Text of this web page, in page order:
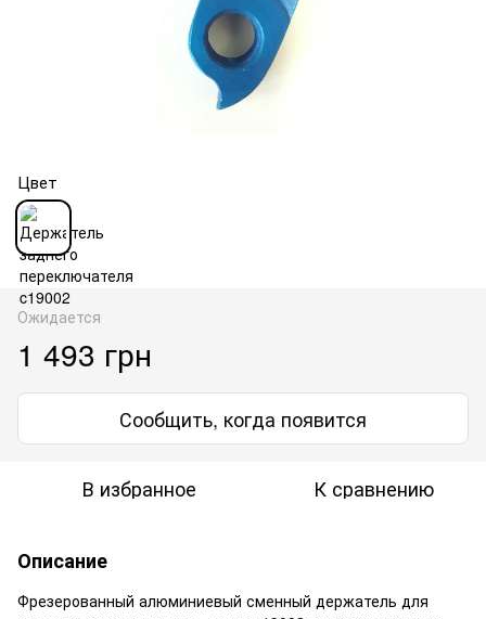
Цвет
Ожидается
1 493 грн
Сообщить, когда появится
В избранное К сравнению
Описание
Фрезерованный алюминиевый сменный держатель для